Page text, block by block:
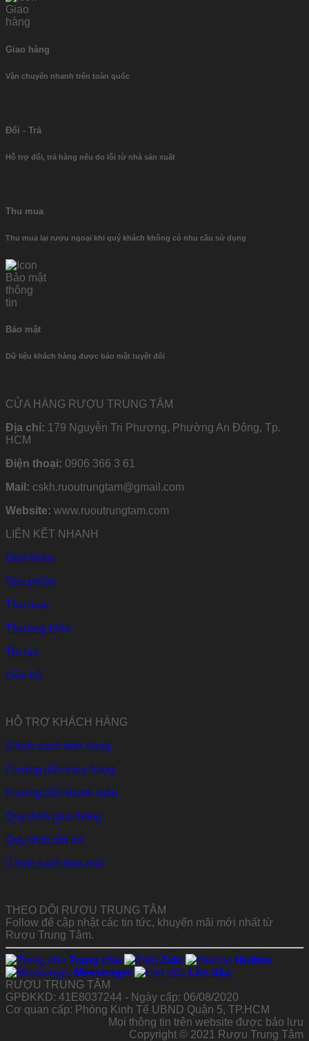
Giao hàng
Vận chuyển nhanh trên toàn quốc
Đổi - Trả
Hỗ trợ đổi, trả hàng nếu do lỗi từ nhà sản xuất
Thu mua
Thu mua lại rượu ngoại khi quý khách không có nhu cầu sử dụng
Bảo mật
Dữ liệu khách hàng được bảo mật tuyệt đối
CỬA HÀNG RƯỢU TRUNG TÂM
Địa chỉ: 179 Nguyễn Tri Phương, Phường An Đông, Tp.
HCM
Điện thoại: 0906 366 3 61
Mail: cskh.ruoutrungtam@gmail.com
Website: www.ruoutrungtam.com
LIÊN KẾT NHANH
Giới thiệu
Sản phẩm
Thu mua
Thương hiệu
Tin tức
Liên hệ
HỖ TRỢ KHÁCH HÀNG
Chính sách bán hàng
Hướng dẫn mua hàng
Hướng dẫn thanh toán
Quy định giao hàng
Quy định đổi trả
Chính sách bảo mật
THEO DÕI RƯỢU TRUNG TÂM
Follow để cập nhật các tin tức, khuyến mãi mới nhất từ
Rượu Trung Tâm.
Trang chủ Zalo
Hotline
Messenger
Lên đầu
RƯỢU TRUNG TÂM
GPĐKKD: 41E8037244 - Ngày cấp: 06/08/2020
Cơ quan cấp: Phòng Kinh Tế UBND Quận 5, TP.HCM
Mọi thông tin trên website được bảo lưu
Copyright © 2021 Rượu Trung Tâm